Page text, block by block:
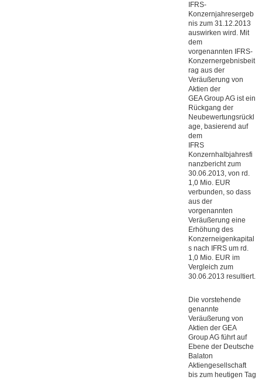
IFRS-
Konzernjahresergeb
nis zum 31.12.2013
auswirken wird. Mit
dem
vorgenannten IFRS-
Konzernergebnisbeit
rag aus der
Veräußerung von
Aktien der
GEA Group AG ist ein
Rückgang der
Neubewertungsrückl
age, basierend auf
dem
IFRS
Konzernhalbjahresfi
nanzbericht zum
30.06.2013, von rd.
1,0 Mio. EUR
verbunden, so dass
aus der
vorgenannten
Veräußerung eine
Erhöhung des
Konzerneigenkapital
s nach IFRS um rd.
1,0 Mio. EUR im
Vergleich zum
30.06.2013 resultiert.
Die vorstehende
genannte
Veräußerung von
Aktien der GEA
Group AG führt auf
Ebene der Deutsche
Balaton
Aktiengesellschaft
bis zum heutigen Tag